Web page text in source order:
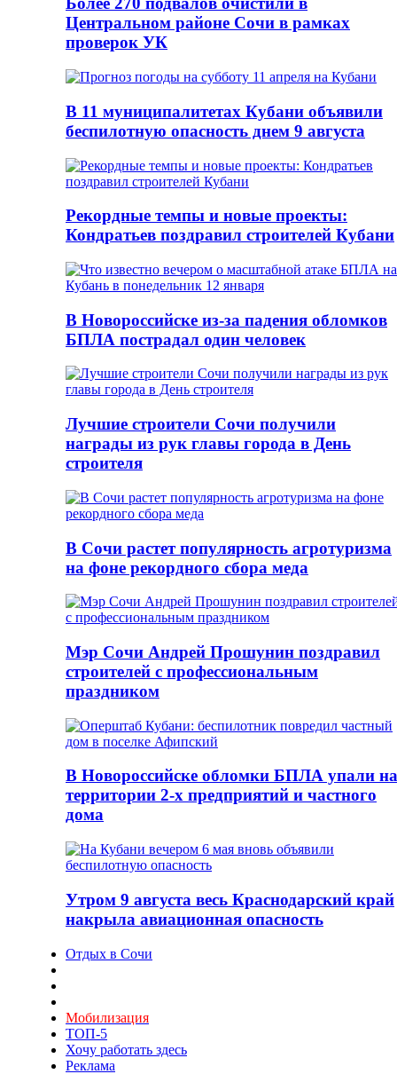
Центральном районе Сочи в рамках
проверок УК
В 11 муниципалитетах Кубани объявили
беспилотную опасность днем 9 августа
Рекордные темпы и новые проекты:
Кондратьев поздравил строителей Кубани
В Новороссийске из-за падения обломков
БПЛА пострадал один человек
Лучшие строители Сочи получили
награды из рук главы города в День
строителя
В Сочи растет популярность агротуризма
на фоне рекордного сбора меда
Мэр Сочи Андрей Прошунин поздравил
строителей с профессиональным
праздником
В Новороссийске обломки БПЛА упали на
территории 2-х предприятий и частного
дома
Утром 9 августа весь Краснодарский край
накрыла авиационная опасность
Отдых в Сочи
Мобилизация
ТОП-5
Хочу работать здесь
Реклама